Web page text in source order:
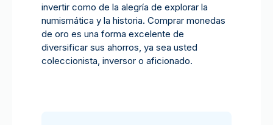
invertir como de la alegría de explorar la
numismática y la historia. Comprar monedas
de oro es una forma excelente de
diversificar sus ahorros, ya sea usted
coleccionista, inversor o aficionado.